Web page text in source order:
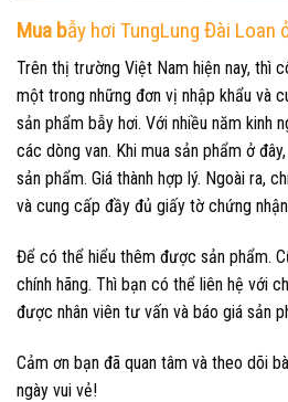
Mua bẫy hơi TungLung Đài Loan
Trên thị trường Việt Nam hiện nay, thì
một trong những đơn vị nhập khẩu và
sản phẩm bẫy hơi. Với nhiều năm kinh
các dòng van. Khi mua sản phẩm ở
sản phẩm. Giá thành hợp lý. Ngoài ra,
và cung cấp đầy đủ giấy tờ chứng
Để có thể hiểu thêm được sản phẩm.
chính hãng. Thì bạn có thể liên hệ với
được nhân viên tư vấn và báo giá sản
Cảm ơn bạn đã quan tâm và theo dõi
ngày vui vẻ!